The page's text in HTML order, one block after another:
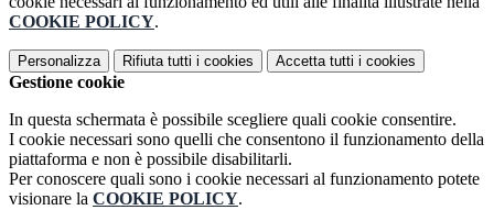
COOKIE POLICY.
Personalizza Rifiuta tutti i cookies Accetta tutti i cookies
Gestione cookie
In questa schermata è possibile scegliere quali cookie consentire.
I cookie necessari sono quelli che consentono il funzionamento della
piattaforma e non è possibile disabilitarli.
Per conoscere quali sono i cookie necessari al funzionamento potete
visionare la COOKIE POLICY.